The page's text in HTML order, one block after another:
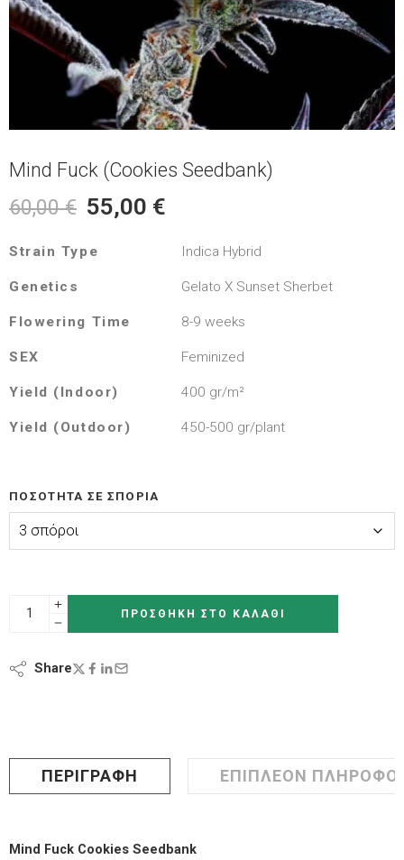
Mind Fuck (Cookies Seedbank)
60,00€ 55,00 €
Strain Type Indica Hybrid
Genetics Gelato X Sunset Sherbet
Flowering Time 8-9 weeks
SEX Feminized
Yield (Indoor) 400 gr/m²
Yield (Outdoor) 450-500 gr/plant
ΠΟΣΌΤΗΤΑ ΣΕ ΣΠΌΡΙΑ
ΠΡΟΣΘΉΚΗ ΣΤΟ ΚΑΛΆΘΙ
Share
ΠΕΡΙΓΡΑΦΉ ΕΠΙΠΛΈΟΝ
Mind Fuck Cookies Seedbank